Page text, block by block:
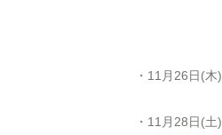
・11月26日(
・11月28日(